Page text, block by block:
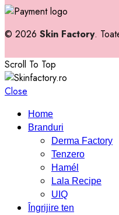
© 2026 Skin Factory.
Scroll To Top
Close
Home
Branduri
Derma Factory
Tenzero
Hamél
Lala Recipe
UIQ
Îngrijire ten